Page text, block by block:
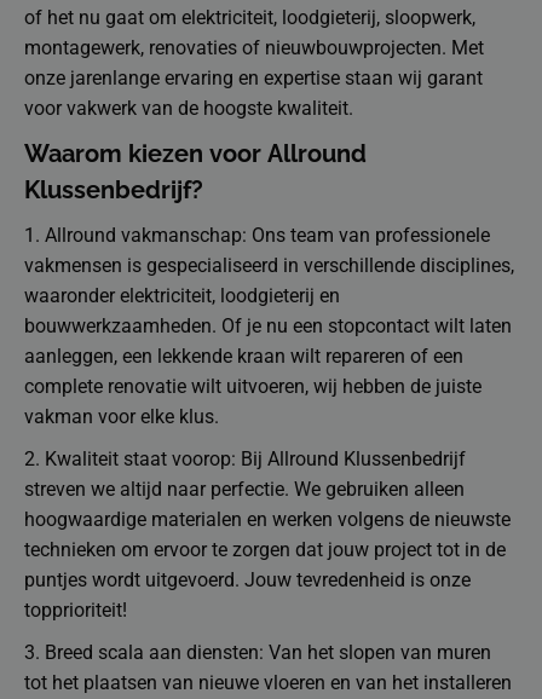
of het nu gaat om elektriciteit, loodgieterij, sloopwerk,
montagewerk, renovaties of nieuwbouwprojecten. Met
onze jarenlange ervaring en expertise staan wij garant
voor vakwerk van de hoogste kwaliteit.
Waarom kiezen voor Allround
Klussenbedrijf?
1. Allround vakmanschap: Ons team van professionele
vakmensen is gespecialiseerd in verschillende disciplines,
waaronder elektriciteit, loodgieterij en
bouwwerkzaamheden. Of je nu een stopcontact wilt laten
aanleggen, een lekkende kraan wilt repareren of een
complete renovatie wilt uitvoeren, wij hebben de juiste
vakman voor elke klus.
2. Kwaliteit staat voorop: Bij Allround Klussenbedrijf
streven we altijd naar perfectie. We gebruiken alleen
hoogwaardige materialen en werken volgens de nieuwste
technieken om ervoor te zorgen dat jouw project tot in de
puntjes wordt uitgevoerd. Jouw tevredenheid is onze
topprioriteit!
3. Breed scala aan diensten: Van het slopen van muren
tot het plaatsen van nieuwe vloeren en van het installeren